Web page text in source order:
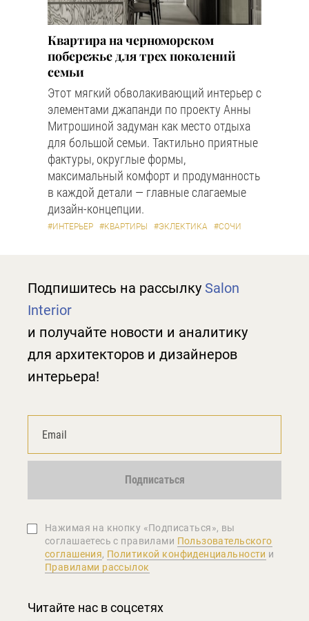
Квартира на черноморском
побережье для трех поколений
семьи
Этот мягкий обволакивающий интерьер с
элементами джапанди по проекту Анны
Митрошиной задуман как место отдыха
для большой семьи. Тактильно приятные
фактуры, округлые формы,
максимальный комфорт и продуманность
в каждой детали — главные слагаемые
дизайн-концепции.
#ИНТЕРЬЕР #КВАРТИРЫ #ЭКЛЕКТИКА #СОЧИ
Подпишитесь на рассылку Salon
Interior
и получайте новости и аналитику
для архитекторов и дизайнеров
интерьера!
Подписаться
Нажимая на кнопку «Подписаться», вы
соглашаетеcь с правилами Пользовательского
соглашения, Политикой конфиденциальности и
Правилами рассылок
Читайте нас в соцсетях